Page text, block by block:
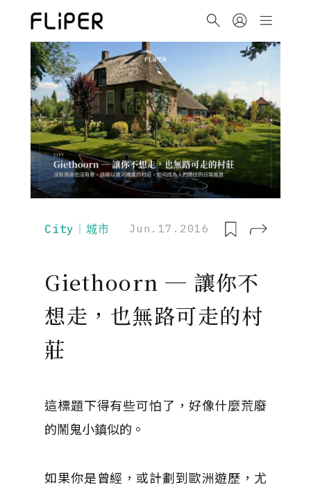
City｜城市 Jun.17.2016
Giethoorn ─ 讓你不
想走，也無路可走的村
莊
這標題下得有些可怕了，好像什麼荒廢
的鬧鬼小鎮似的。
如果你是曾經，或計劃到歐洲遊歷，尤